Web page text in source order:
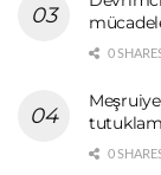
0
0